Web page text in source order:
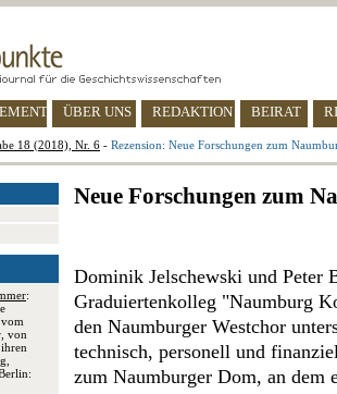
ÜBER UNS REDAKTION BEIRAT
18 (2018), Nr. 6 - Rezension: Neue Forschungen zum
:
von
Neue Forschungen zum
Dominik Jelschewski und Peter
Graduiertenkolleg "Naumburg
den Naumburger Westchor
technisch, personell und
zum Naumburger Dom, an dem